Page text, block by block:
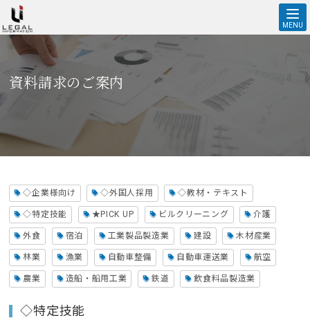
◇特定技能 サービス資料PDFの無料ダウンロードはこちら | 株式会
社 リーガルインフォメーションオフィシャルホームページ
MENU
資料請求のご案内
資料請求のご案内
◇企業様向け ◇外国人採用 ◇教材・テキスト
◇特定技能 ★PICK UP ビルクリーニング 介護
外食 宿泊 工業製品製造業 建設 木材産業
林業 漁業 自動車整備 自動車運送業 航空
農業 造船・船用工業 鉄道 飲食料品製造業
◇特定技能